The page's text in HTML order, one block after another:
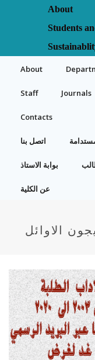
About
Students
About
Staff Journals
Contacts
اتصل بنا
بوابة الاستاذ
عن الكلية
الاوائل